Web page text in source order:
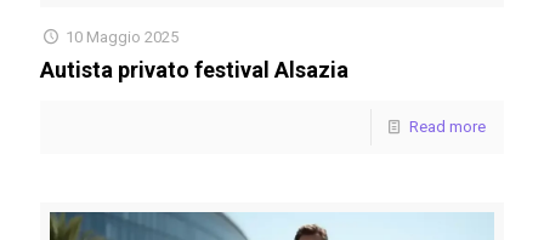
10 Maggio 2025
Autista privato festival Alsazia
Read more